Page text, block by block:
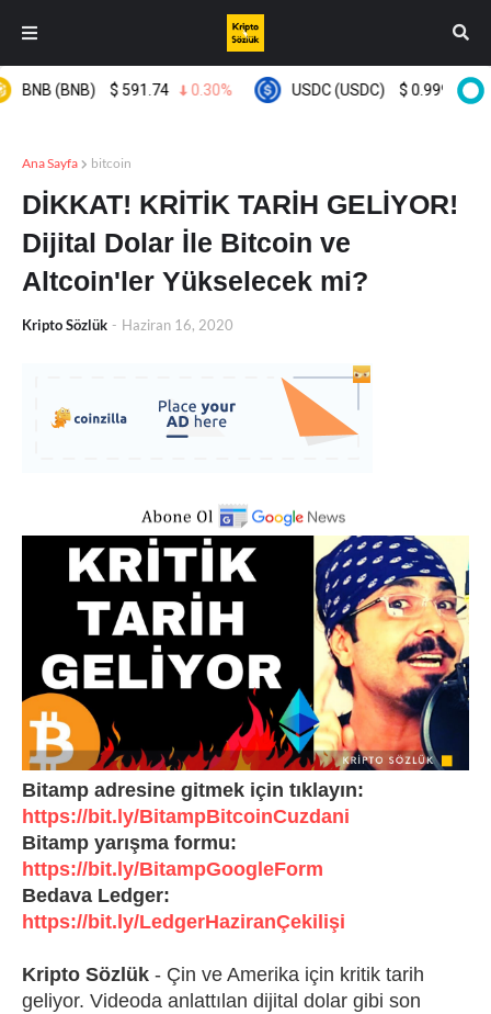
BNB (BNB) $ 591.74 0.30% USDC (USDC) $ 0.999661
Ana Sayfa bitcoin
DİKKAT! KRİTİK TARİH GELİYOR!
Dijital Dolar İle Bitcoin ve
Altcoin'ler Yükselecek mi?
Kripto Sözlük - Haziran 16, 2020
Bitamp adresine gitmek için tıklayın:
https://bit.ly/BitampBitcoinCuzdani
Bitamp yarışma formu:
https://bit.ly/BitampGoogleForm
Bedava Ledger:
https://bit.ly/LedgerHaziranÇekilişi
Kripto Sözlük - Çin ve Amerika için kritik tarih
geliyor. Videoda anlattılan dijital dolar gibi son